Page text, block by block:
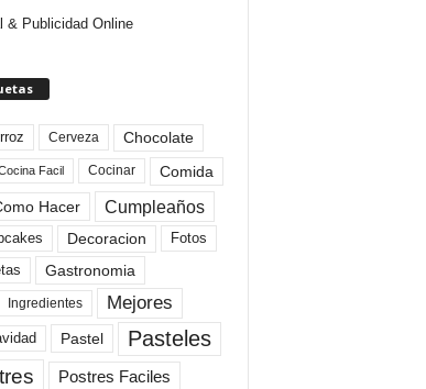
& Publicidad Online
Cerveza Chocolate
Facil Cocinar
Comida
Hacer Cumpleaños
Decoracion Fotos
Gastronomia
Ingredientes Mejores
Pastel Pasteles
Postres Faciles